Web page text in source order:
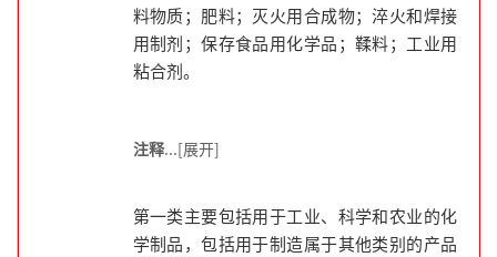
料物质；肥料；灭火用合成物；淬火和焊接
用制剂；保存食品用化学品；鞣料；工业用
粘合剂。
注释...[展开]
第一类主要包括用于工业、科学和农业的化
学制品，包括用于制造属于其他类别的产品